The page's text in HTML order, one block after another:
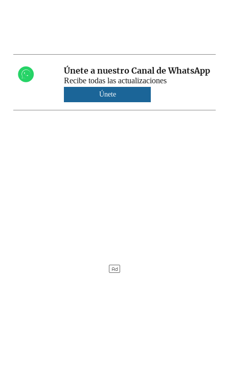
Únete a nuestro Canal de WhatsApp
Recibe todas las actualizaciones
Únete